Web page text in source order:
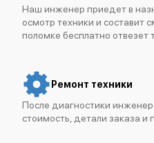
Наш инженер приедет в
осмотр техники и составит
поломке бесплатно отвезет
Ремонт техники
После диагностики инженер
стоимость, детали заказа и